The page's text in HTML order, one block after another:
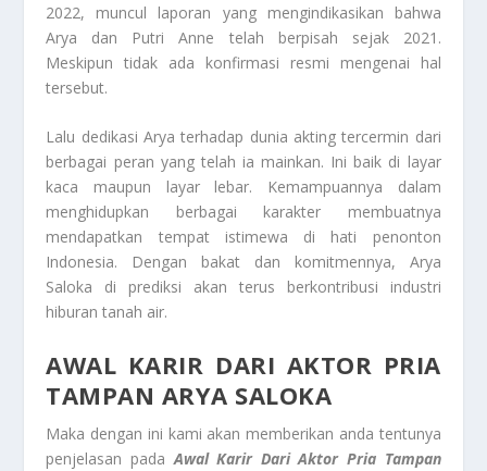
2022, muncul laporan yang mengindikasikan bahwa
Arya dan Putri Anne telah berpisah sejak 2021.
Meskipun tidak ada konfirmasi resmi mengenai hal
tersebut.
Lalu dedikasi Arya terhadap dunia akting tercermin dari
berbagai peran yang telah ia mainkan. Ini baik di layar
kaca maupun layar lebar. Kemampuannya dalam
menghidupkan berbagai karakter membuatnya
mendapatkan tempat istimewa di hati penonton
Indonesia. Dengan bakat dan komitmennya, Arya
Saloka di prediksi akan terus berkontribusi industri
hiburan tanah air.
AWAL KARIR DARI AKTOR PRIA
TAMPAN ARYA SALOKA
Maka dengan ini kami akan memberikan anda tentunya
penjelasan pada Awal Karir Dari Aktor Pria Tampan